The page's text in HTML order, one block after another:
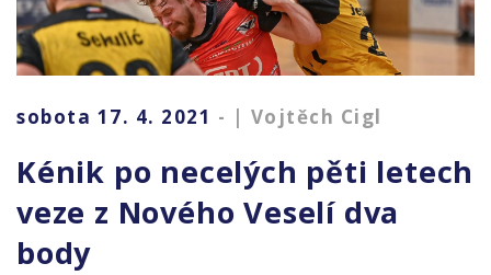
sobota 17. 4. 2021 - | Vojtěch Cigl
Kénik po necelých pěti letech
veze z Nového Veselí dva
body